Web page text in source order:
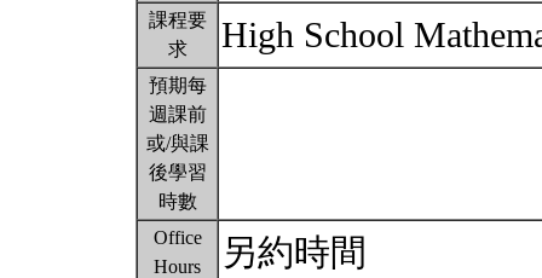
課程要
求
High School
預期每
週課前
或/與課
後學習
時數
Office
Hours
另約時間